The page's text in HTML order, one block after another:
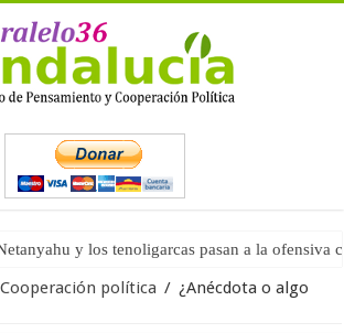
y los tenoligarcas pasan a la ofensiva
(tercera parte)
política / ¿Anécdota o algo